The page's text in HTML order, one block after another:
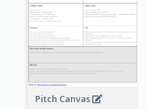
Pitch Canvas